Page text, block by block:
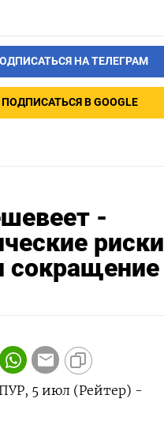
НА ТЕЛЕГРАМ
ПОДПИСАТЬСЯ В GOOGLE
-
риски
сокращение
5 июл (Рейтер) -